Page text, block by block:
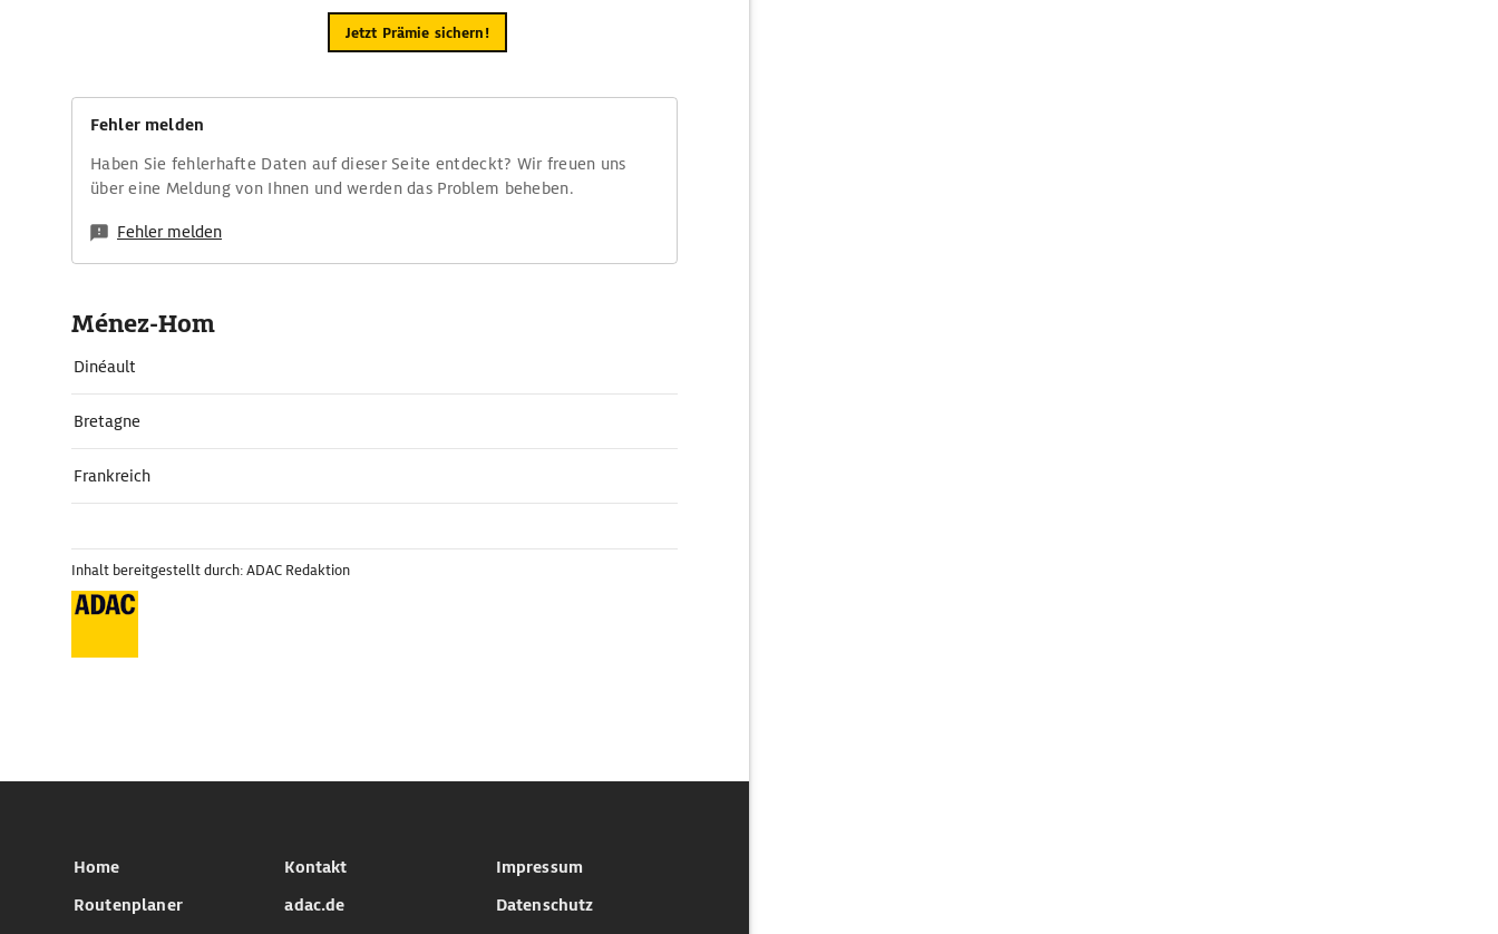
Jetzt Prämie sichern!
Fehler melden
Haben Sie fehlerhafte Daten auf dieser Seite entdeckt? Wir freuen uns
über eine Meldung von Ihnen und werden das Problem beheben.
Fehler melden
Ménez-Hom
Dinéault
Bretagne
Frankreich
Inhalt bereitgestellt durch: ADAC Redaktion
Home
Routenplaner
Kontakt
adac.de
Impressum
Datenschutz